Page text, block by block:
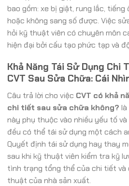
bao gồm: xe bị giật, rung lắc,
hoặc không sang số được. Việc
hỏi kỹ thuật viên có chuyên môn
hiện đại bởi cấu tạo phức tạp và
Khả Năng Tái Sử Dụng Chi
CVT Sau Sửa Chữa: Cái
Câu trả lời cho việc CVT có khả
chi tiết sau sửa chữa không? là
này phụ thuộc vào nhiều yếu tố
đều có thể tái sử dụng một cách
Quyết định tái sử dụng hay thay
sau khi kỹ thuật viên kiểm tra kỹ
tình trạng tổng thể của chi tiết và
thuật của nhà sản xuất.